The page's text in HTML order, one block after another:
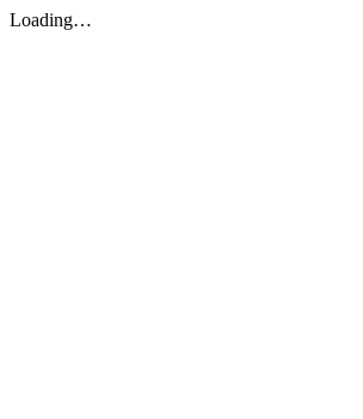
Loading…